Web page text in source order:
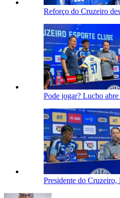
Reforço do Cruzeiro
Pode jogar? Lucho
Presidente do